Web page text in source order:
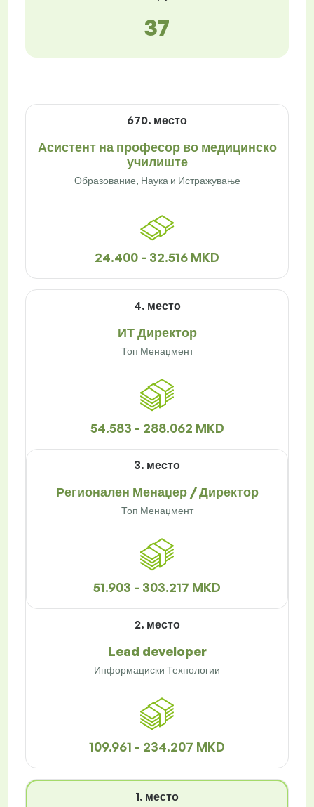
37
670. место
Асистент на професор во медицинско
училиште
Образование, Наука и Истражување
24.400 - 32.516 MKD
4. место
ИТ Директор
Топ Менаџмент
54.583 - 288.062 MKD
3. место
Регионален Менаџер / Директор
Топ Менаџмент
51.903 - 303.217 MKD
2. место
Lead developer
Информациски Технологии
109.961 - 234.207 MKD
1. место